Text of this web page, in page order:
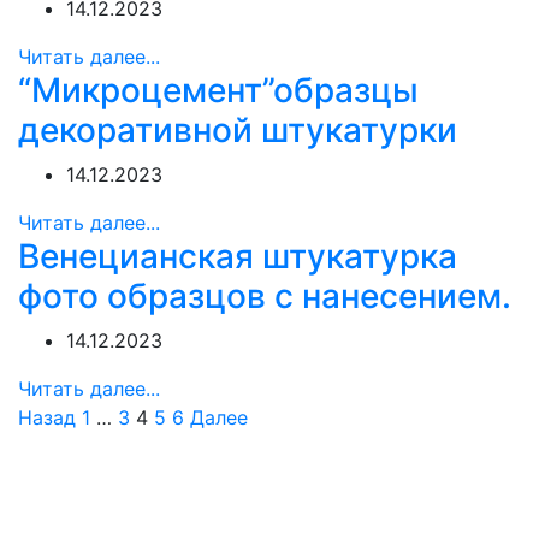
14.12.2023
Читать далее...
“Микроцемент”образцы
декоративной штукатурки
14.12.2023
Читать далее...
Венецианская штукатурка
фото образцов с нанесением.
14.12.2023
Читать далее...
Пагинация
Назад 1 … 3 4 5 6 Далее